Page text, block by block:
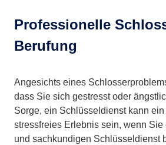
Professionelle
Berufung
Angesichts eines
dass Sie sich gestresst oder
Sorge, ein Schlüsseldienst kann
stressfreies Erlebnis sein, wenn
und sachkundigen Schlüsseldienst